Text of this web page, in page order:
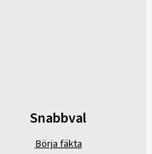
Snabbval
Börja fäkta